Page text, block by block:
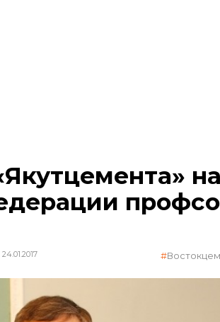
24.01.2017